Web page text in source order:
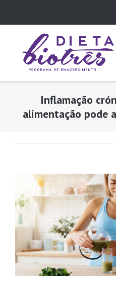
Inflamação
alimentação pode